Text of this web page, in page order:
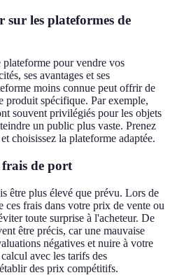
les plateformes de
pour vendre vos
ses avantages et ses
moins connue peut offrir de
produit spécifique. Par exemple,
souvent privilégiés pour les objets
un public plus vaste. Prenez
choisissez la plateforme adaptée.
de port
être plus élevé que prévu. Lors de
frais dans votre prix de vente ou
toute surprise à l'acheteur. De
être précis, car une mauvaise
négatives et nuire à votre
avec les tarifs des
des prix compétitifs.